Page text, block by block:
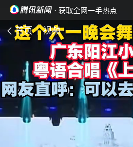
· 获取全网一手热点
首页 视频